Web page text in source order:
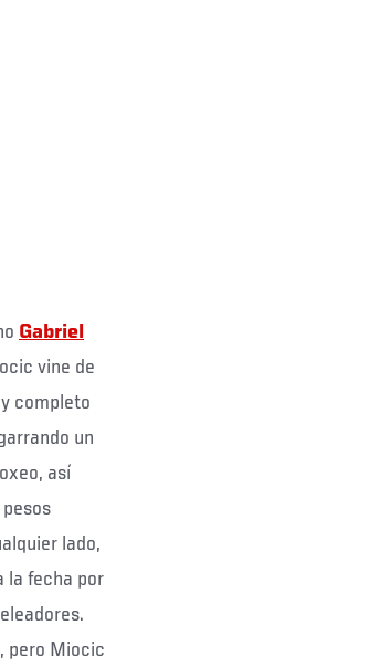
Gabriel
vine de
completo
un
así
lado,
la fecha por
pero Miocic